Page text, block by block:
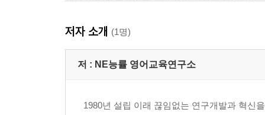
해석기법 11 목적어로 it이 오면 뒤에 진목적어가
해석기법 12 길이가 길거나 제 위치를 벗어난 목적
해석기법 14 목적어와 목적격보어를 의미 단위로
저자 소개 (1명)
저 : NE능률 영어교육연구소
1980년 설립 이래 끊임없는 연구개발과 혁신을